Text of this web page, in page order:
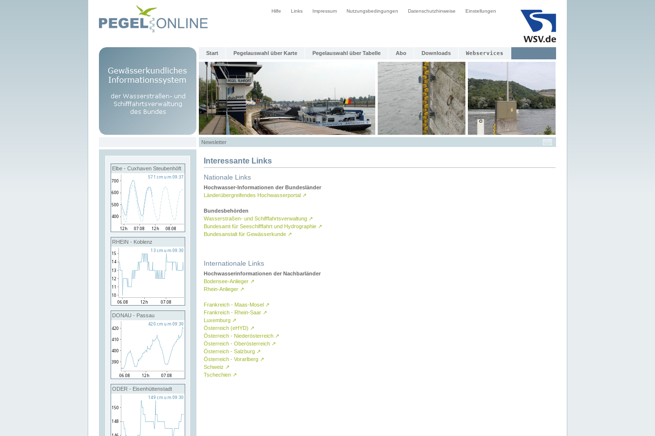
Hilfe Links Impressum Nutzungsbedingungen Datenschutzhinweise Einstellungen
Start Pegelauswahl über Karte Pegelauswahl über Tabelle Abo Downloads Webservices
Newsletter
Elbe - Cuxhaven Steubenhöft
RHEIN - Koblenz
DONAU - Passau
ODER - Eisenhüttenstadt
Interessante Links
Nationale Links
Hochwasser-Informationen der Bundesländer
Länderübergreifendes Hochwasserportal ↗
Bundesbehörden
Wasserstraßen- und Schifffahrtsverwaltung ↗
Bundesamt für Seeschifffahrt und Hydrographie ↗
Bundesanstalt für Gewässerkunde ↗
Internationale Links
Hochwasserinformationen der Nachbarländer
Bodensee-Anlieger ↗
Rhein-Anlieger ↗
Frankreich - Maas-Mosel ↗
Frankreich - Rhein-Saar ↗
Luxemburg ↗
Österreich (eHYD) ↗
Österreich - Niederösterreich ↗
Österreich - Oberösterreich ↗
Österreich - Salzburg ↗
Österreich - Vorarlberg ↗
Schweiz ↗
Tschechien ↗